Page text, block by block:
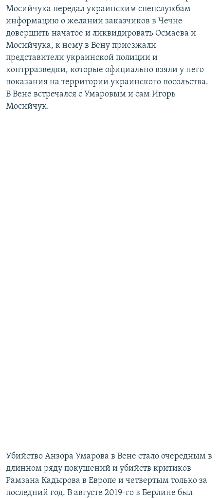
Мосийчука передал украинским спецслужбам
информацию о желании заказчиков в Чечне
довершить начатое и ликвидировать Осмаева и
Мосийчука, к нему в Вену приезжали
представители украинской полиции и
контрразведки, которые официально взяли у него
показания на территории украинского посольства.
В Вене встречался с Умаровым и сам Игорь
Мосийчук.
Убийство Анзора Умарова в Вене стало очередным в
длинном ряду покушений и убийств критиков
Рамзана Кадырова в Европе и четвертым только за
последний год. В августе 2019-го в Берлине был